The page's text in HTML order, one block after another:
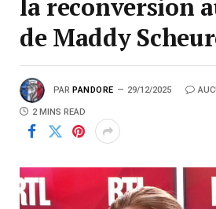
la reconversion
de Maddy
PAR PANDORE 29/12/2025
2 MINS READ